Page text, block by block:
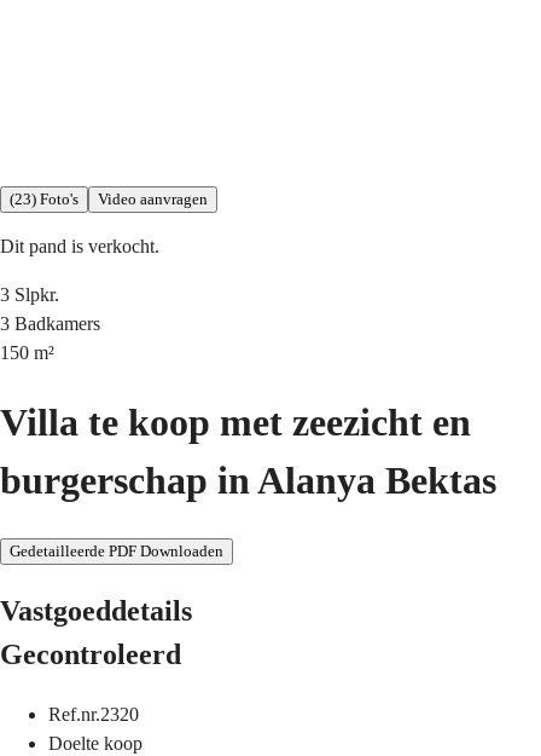
(23) Foto's Video aanvragen
Dit pand is verkocht.
3 Slpkr.
3 Badkamers
150 m²
Villa te koop met zeezicht en
burgerschap in Alanya Bektas
Gedetailleerde PDF Downloaden
Vastgoeddetails
Gecontroleerd
Ref.nr.2320
Doelte koop